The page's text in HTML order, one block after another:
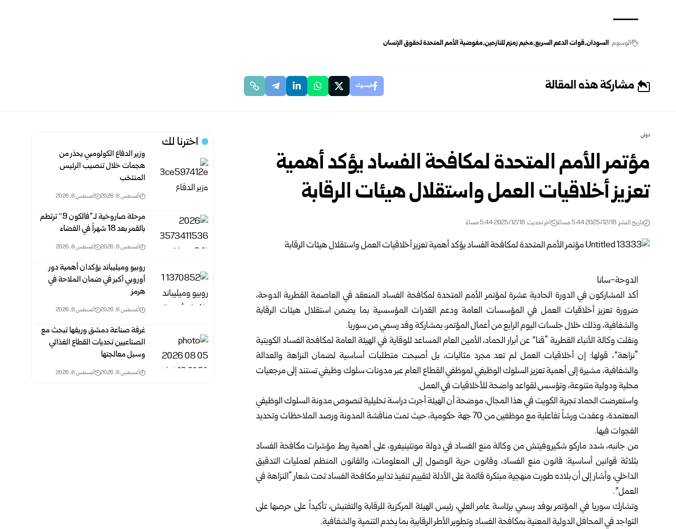
الوسوم: السودان قوات الدعم السريع مخيم زمزم للنازحين مفوضية الأمم المتحدة لحقوق الإنسان
مشاركة هذه المقالة فيسبوك
دولي
مؤتمر الأمم المتحدة لمكافحة الفساد يؤكد أهمية
تعزيز أخلاقيات العمل واستقلال هيئات الرقابة
تاريخ النشر: 2025/12/18 5:44 مساءً اخر تحديث: 2025/12/18 5:44 مساءً
الدوحة-سانا
أكد المشاركون في الدورة الحادية عشرة لمؤتمر الأمم المتحدة لمكافحة الفساد المنعقد في العاصمة القطرية الدوحة،
ضرورة تعزيز أخلاقيات العمل في المؤسسات العامة ودعم القدرات المؤسسية بما يضمن استقلال هيئات الرقابة
والشفافية، وذلك خلال جلسات اليوم الرابع من أعمال المؤتمر، بمشاركة وفد رسمي منسوريا.
ونقلت وكالة الأنباء القطرية “قنا” عن أبرار الحماد، الأمين العام المساعد للوقاية في الهيئة العامة لمكافحة الفساد الكويتية
“نزاهة”، قولها: إن أخلاقيات العمل لم تعد مجرد مثاليات، بل أصبحت متطلبات أساسية لضمان النزاهة والعدالة
والشفافية، مشيرة إلى أهمية تعزيز السلوك الوظيفي لموظفي القطاع العام عبر مدونات سلوك وظيفي تستند إلى مرجعيات
محلية ودولية متنوعة، وتؤسس لقواعد واضحة للأخلاقيات في العمل.
واستعرضت الحماد تجربة الكويت في هذا المجال، موضحة أن الهيئة أجرت دراسة تحليلية لنصوص مدونة السلوك الوظيفي
المعتمدة، وعقدت ورشاً تفاعلية مع موظفين من 70 جهة حكومية، حيث تمت مناقشة المدونة ورصد الملاحظات وتحديد
الفجوات فيها.
من جانبه، شدد ماركو شكيروفيتش من وكالة منع الفساد في دولة مونتينيغرو، على أهمية ربط مؤشرات مكافحة الفساد
بثلاثة قوانين أساسية: قانون منع الفساد، وقانون حرية الوصول إلى المعلومات، والقانون المنظم لعمليات التدقيق
الداخلي، وأشار إلى أن بلاده طورت منهجية مبتكرة قائمة على الأدلة لتقييم تنفيذ تدابير مكافحة الفساد تحت شعار “النزاهة في
العمل”.
وتشارك سوريا في المؤتمر بوفد رسمي برئاسة عامر العلي، رئيس الهيئة المركزية للرقابة والتفتيش، تأكيداً على حرصها على
التواجد في المحافل الدولية المعنية بمكافحة الفساد وتطوير الأطر الرقابية بما يخدم التنمية والشفافية.
اخترنا لك
وزير الدفاع الكولومبي يحذر من
هجمات خلال تنصيب الرئيس
المنتخب
أغسطس 6, 2026 أغسطس 6, 2026
مرحلة صاروخية لـ”فالكون 9″ ترتطم
بالقمر بعد 18 شهراً في الفضاء
أغسطس 6, 2026 أغسطس 6, 2026
روبيو وميليباند يؤكدان أهمية دور
أوروبي أكبر في ضمان الملاحة في
هرمز
أغسطس 6, 2026 أغسطس 6, 2026
غرفة صناعة دمشق وريفها تبحث مع
الصناعيين تحديات القطاع الغذائي
وسبل معالجتها
أغسطس 6, 2026 أغسطس 6, 2026